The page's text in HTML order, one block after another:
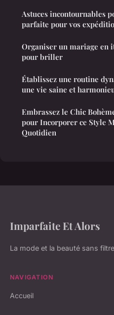
Astuces incontournables
parfaite pour vos
Organiser un mariage en
pour briller
Établissez une routine
une vie saine et
Embrassez le Chic
pour Incorporer ce Style
Quotidien
Imparfaite Et Alors
La mode et la beauté sans
NAVIGATION
Accueil